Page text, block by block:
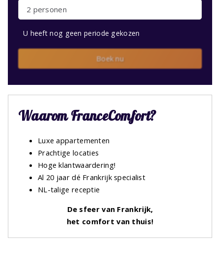
2 personen
U heeft nog geen periode gekozen
Boek nu
Waarom FranceComfort?
Luxe appartementen
Prachtige locaties
Hoge klantwaardering!
Al 20 jaar dé Frankrijk specialist
NL-talige receptie
De sfeer van Frankrijk,
het comfort van thuis!